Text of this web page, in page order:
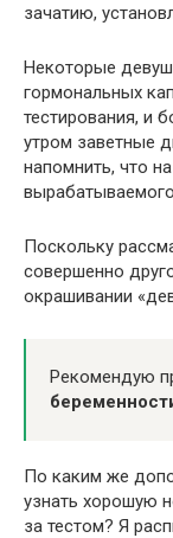
зачатию,
Некоторые
гормональных
тестирования, и
утром заветные
напомнить, что
Поскольку
совершенно
окрашивании
Рекомендую
По каким же
узнать хорошую
за тестом? Я